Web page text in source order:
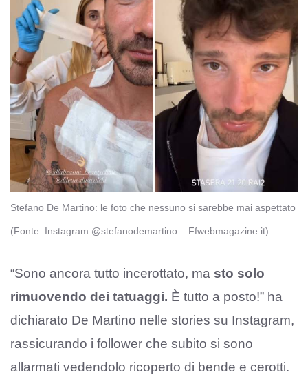
Stefano De Martino: le foto che nessuno si sarebbe mai aspettato
(Fonte: Instagram @stefanodemartino – Ffwebmagazine.it)
“Sono ancora tutto incerottato, ma sto solo
rimuovendo dei tatuaggi. È tutto a posto!” ha
dichiarato De Martino nelle stories su Instagram,
rassicurando i follower che subito si sono
allarmati vedendolo ricoperto di bende e cerotti.